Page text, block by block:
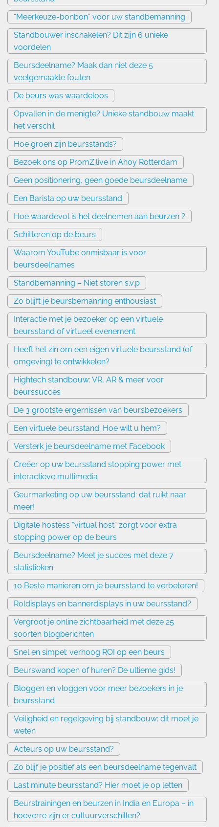
“Meerkeuze-bonbon” voor uw standbemanning
Standbouwer inschakelen? Dit zijn 6 unieke
voordelen
Beursdeelname? Maak dan niet deze 5
veelgemaakte fouten
De beurs was waardeloos
Opvallen in de menigte? Unieke standbouw maakt
het verschil
Hoe groen zijn beursstands?
Bezoek ons op PromZ.live in Ahoy Rotterdam
Geen positionering, geen goede beursdeelname
Een Barista op uw beursstand
Hoe waardevol is het deelnemen aan beurzen ?
Schitteren op de beurs
Waarom YouTube onmisbaar is voor
beursdeelnames
Standbemanning – Niet storen s.v.p
Zo blijft je beursbemanning enthousiast
Interactie met je bezoeker op een virtuele
beursstand of virtueel evenement
Heeft het zin om een eigen virtuele beursstand (of
omgeving) te ontwikkelen?
Hightech standbouw: VR, AR & meer voor
beurssucces
De 3 grootste ergernissen van beursbezoekers
Een virtuele beursstand: Hoe wilt u hem?
Versterk je beursdeelname met Facebook
Creëer op uw beursstand stopping power met
interactieve multimedia
Geurmarketing op uw beursstand: dat ruikt naar
meer!
Digitale hostess “virtual host” zorgt voor extra
stopping power op de beurs
Beursdeelname? Meet je succes met deze 7
statistieken
10 Beste manieren om je beursstand te verbeteren!
Roldisplays en bannerdisplays in uw beursstand?
Vergroot je online zichtbaarheid met deze 25
soorten blogberichten
Snel en simpel: verhoog ROI op een beurs
Beurswand kopen of huren? De ultieme gids!
Bloggen en vloggen voor meer bezoekers in je
beursstand
Veiligheid en regelgeving bij standbouw: dit moet je
weten
Acteurs op uw beursstand?
Zo blijf je positief als een beursdeelname tegenvalt
Last minute beursstand? Hier moet je op letten
Beurstrainingen en beurzen in India en Europa – in
hoeverre zijn er cultuurverschillen?